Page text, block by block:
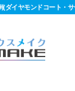
イヤモンドコート・サ